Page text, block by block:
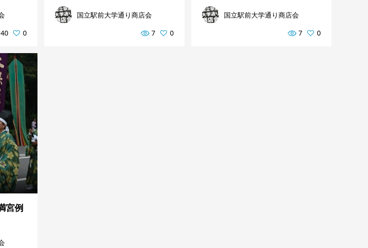
40
0
国立駅前大学通り商店会
7
0
国立駅前大学通り商店会
7
0
宮例